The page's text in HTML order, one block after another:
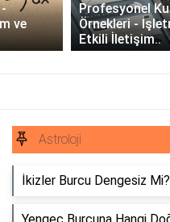
ve
Profesyonel
Örnekleri -
Etkili İletişim..
Astroloji
İkizler Burcu Dengesiz Mi?